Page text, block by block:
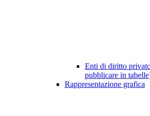
Enti di diritto
pubblicare in
Rappresentazione grafica